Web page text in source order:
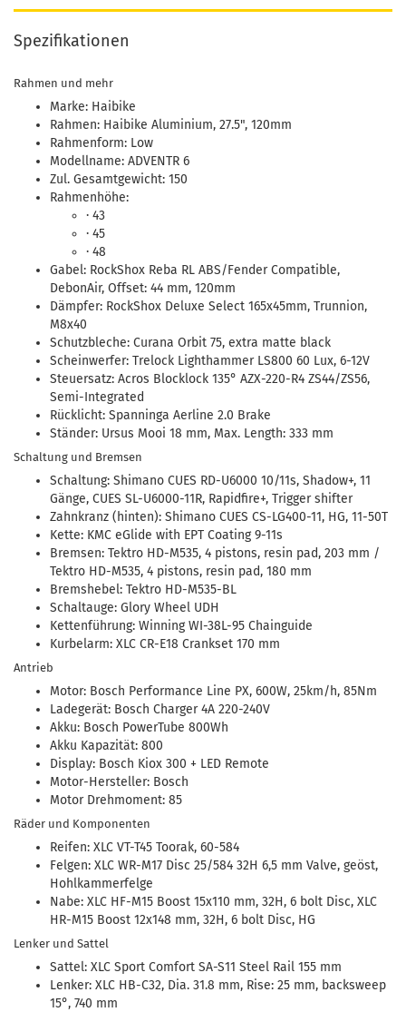
Spezifikationen
Rahmen und mehr
Marke: Haibike
Rahmen: Haibike Aluminium, 27.5", 120mm
Rahmenform: Low
Modellname: ADVENTR 6
Zul. Gesamtgewicht: 150
Rahmenhöhe:
· 43
· 45
· 48
Gabel: RockShox Reba RL ABS/Fender Compatible,
DebonAir, Offset: 44 mm, 120mm
Dämpfer: RockShox Deluxe Select 165x45mm, Trunnion,
M8x40
Schutzbleche: Curana Orbit 75, extra matte black
Scheinwerfer: Trelock Lighthammer LS800 60 Lux, 6-12V
Steuersatz: Acros Blocklock 135° AZX-220-R4 ZS44/ZS56,
Semi-Integrated
Rücklicht: Spanninga Aerline 2.0 Brake
Ständer: Ursus Mooi 18 mm, Max. Length: 333 mm
Schaltung und Bremsen
Schaltung: Shimano CUES RD-U6000 10/11s, Shadow+, 11
Gänge, CUES SL-U6000-11R, Rapidfire+, Trigger shifter
Zahnkranz (hinten): Shimano CUES CS-LG400-11, HG, 11-50T
Kette: KMC eGlide with EPT Coating 9-11s
Bremsen: Tektro HD-M535, 4 pistons, resin pad, 203 mm /
Tektro HD-M535, 4 pistons, resin pad, 180 mm
Bremshebel: Tektro HD-M535-BL
Schaltauge: Glory Wheel UDH
Kettenführung: Winning WI-38L-95 Chainguide
Kurbelarm: XLC CR-E18 Crankset 170 mm
Antrieb
Motor: Bosch Performance Line PX, 600W, 25km/h, 85Nm
Ladegerät: Bosch Charger 4A 220-240V
Akku: Bosch PowerTube 800Wh
Akku Kapazität: 800
Display: Bosch Kiox 300 + LED Remote
Motor-Hersteller: Bosch
Motor Drehmoment: 85
Räder und Komponenten
Reifen: XLC VT-T45 Toorak, 60-584
Felgen: XLC WR-M17 Disc 25/584 32H 6,5 mm Valve, geöst,
Hohlkammerfelge
Nabe: XLC HF-M15 Boost 15x110 mm, 32H, 6 bolt Disc, XLC
HR-M15 Boost 12x148 mm, 32H, 6 bolt Disc, HG
Lenker und Sattel
Sattel: XLC Sport Comfort SA-S11 Steel Rail 155 mm
Lenker: XLC HB-C32, Dia. 31.8 mm, Rise: 25 mm, backsweep
15°, 740 mm